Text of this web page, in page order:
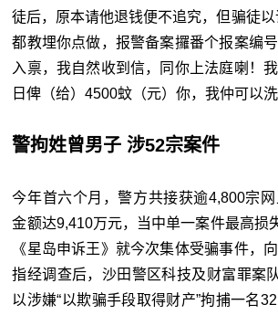
徒后，原本请他退钱便不追究，但骗徒以
都教埋你点做，报警备案攞番个报案编
入禀，我自然收到信，同你上法庭喇！
日俾（给）4500蚊（元）你，我仲可以
警拘姓曾男子 涉52宗案件
今年首六个月，警方共接获逾4,800宗
金额达9,410万元，当中单一案件最高损
《星岛申诉王》就今次集体受骗事件，
指经调查后，沙田警区科技及财富罪案
以涉嫌“以欺骗手段取得财产”拘捕一名